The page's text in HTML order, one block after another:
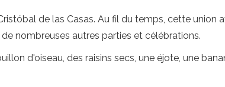
de las Casas. Au fil du temps, cette union
nombreuses autres parties et célébrations.
d'oiseau, des raisins secs, une éjote, une